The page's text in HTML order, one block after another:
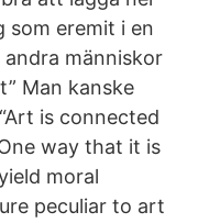
som eremit i en
människor
Man kanske
is connected
way that it is
moral
peculiar to art